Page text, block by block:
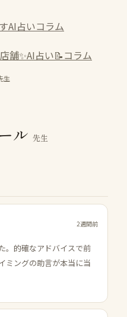
AI占いコラム
店舗✨AI占い📝コラム
生
ル 先生
2週間前
。的確なアドバイスで前
ミングの助言が本当に当